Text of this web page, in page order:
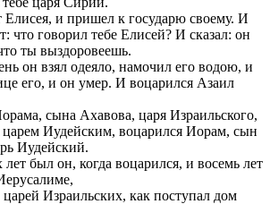
и пришел к государю своему. И
что говорил тебе Елисей? И сказал: он
ты выздоровеешь.
он взял одеяло, намочил его водою, и
его, и он умер. И воцарился Азаил
сына Ахавова, царя Израильского,
царем Иудейским, воцарился Иорам, сын
Иудейский.
был он, когда воцарился, и восемь лет
Израильских, как поступал дом